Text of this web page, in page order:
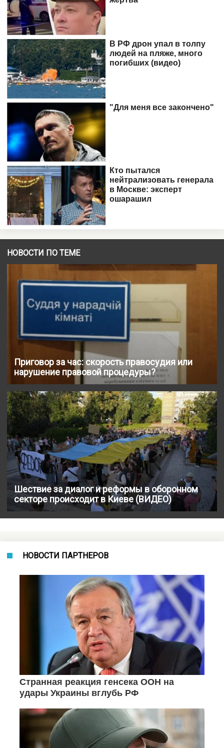
НОВОСТИ ПО ТЕМЕ
Приговор за час: скорость правосудия или
нарушение правовой процедуры?
Шествие за диалог и реформы в оборонном
секторе происходит в Киеве (ВИДЕО)
НОВОСТИ ПАРТНЕРОВ